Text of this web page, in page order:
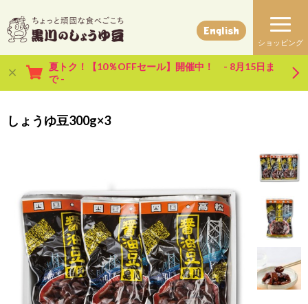
夏トク！【10％OFFセール】開催中！ - 8月15日ま
で -
English
しょうゆ豆300g×3